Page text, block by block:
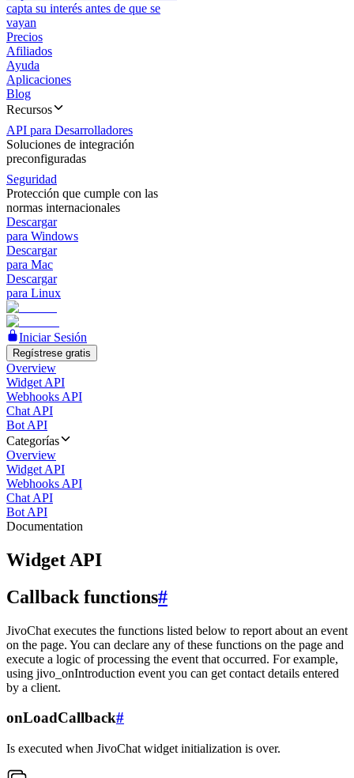
capta su interés antes de que se
vayan
Precios
Afiliados
Ayuda
Aplicaciones
Blog
Recursos
API para Desarrolladores
Soluciones de integración
preconfiguradas
Seguridad
Protección que cumple con las
normas internacionales
Descargar
para Windows
Descargar
para Mac
Descargar
para Linux
Iniciar Sesión
Regístrese gratis
Overview
Widget API
Webhooks API
Chat API
Bot API
Categorías
Overview
Widget API
Webhooks API
Chat API
Bot API
Documentation
Widget API
Callback functions#
JivoChat executes the functions listed below to report about an event
on the page. You can declare any of these functions on the page and
execute a logic of processing the event that occurred. For example,
using jivo_onIntroduction event you can get contact details entered
by a client.
onLoadCallback#
Is executed when JivoChat widget initialization is over.